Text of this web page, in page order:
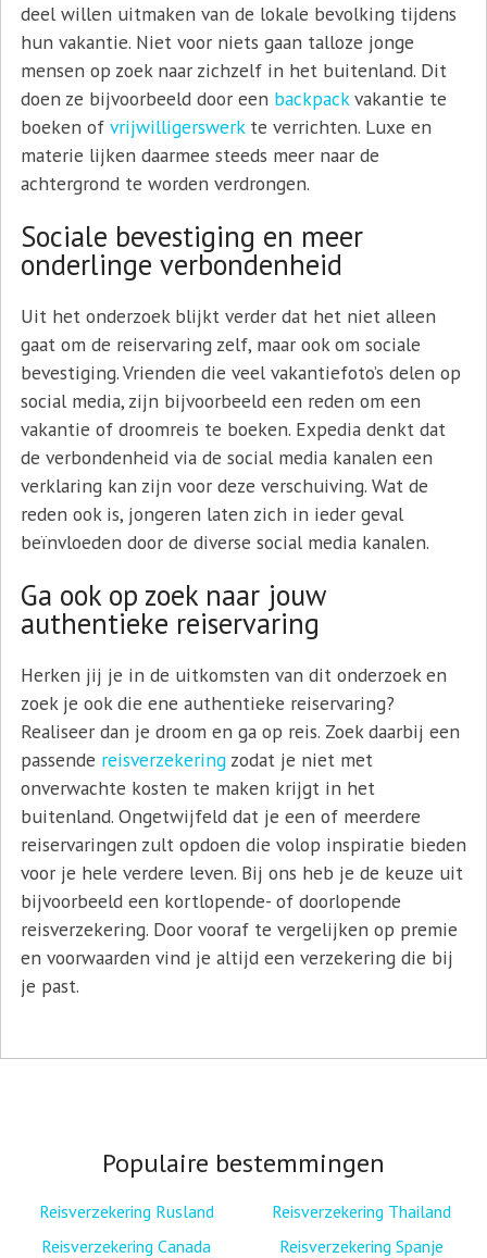
deel willen uitmaken van de lokale bevolking tijdens
hun vakantie. Niet voor niets gaan talloze jonge
mensen op zoek naar zichzelf in het buitenland. Dit
doen ze bijvoorbeeld door een backpackvakantie te
boeken of vrijwilligerswerkte verrichten. Luxe en
materie lijken daarmee steeds meer naar de
achtergrond te worden verdrongen.
Sociale bevestiging en meer
onderlinge verbondenheid
Uit het onderzoek blijkt verder dat het niet alleen
gaat om de reiservaring zelf, maar ook om sociale
bevestiging. Vrienden die veel vakantiefoto’s delen op
social media, zijn bijvoorbeeld een reden om een
vakantie of droomreis te boeken. Expedia denkt dat
de verbondenheid via de social media kanalen een
verklaring kan zijn voor deze verschuiving. Wat de
reden ook is, jongeren laten zich in ieder geval
beïnvloeden door de diverse social media kanalen.
Ga ook op zoek naar jouw
authentieke reiservaring
Herken jij je in de uitkomsten van dit onderzoek en
zoek je ook die ene authentieke reiservaring?
Realiseer dan je droom en ga op reis. Zoek daarbij een
passende reisverzekeringzodat je niet met
onverwachte kosten te maken krijgt in het
buitenland. Ongetwijfeld dat je een of meerdere
reiservaringen zult opdoen die volop inspiratie bieden
voor je hele verdere leven. Bij ons heb je de keuze uit
bijvoorbeeld een kortlopende- of doorlopende
reisverzekering. Door vooraf te vergelijken op premie
en voorwaarden vind je altijd een verzekering die bij
je past.
Populaire bestemmingen
Reisverzekering Rusland
Reisverzekering Canada
Reisverzekering Thailand
Reisverzekering Spanje